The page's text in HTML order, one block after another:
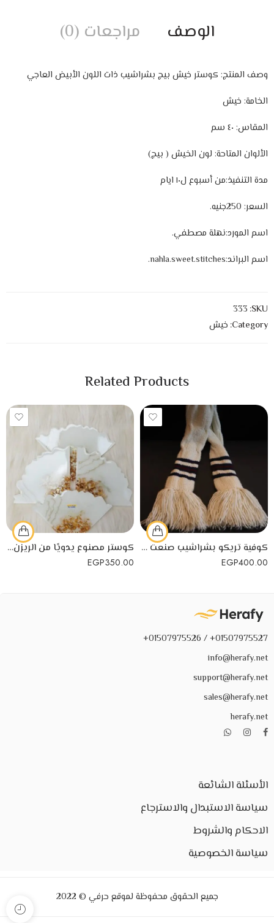
الوصف مراجعات (0)
وصف المنتج: كوستر خيش بيج بشراشيب ذات اللون الأبيض العاجي
الخامة: خيش
المقاس: ٤٠ سم
الألوان المتاحة: لون الخيش ( بيج)
مدة التنفيذ:من أسبوع ل١٠ ايام
السعر: 250جنيه.
اسم المورد:نهلة مصطفي.
اسم البراند:nahla.sweet.stitches.
SKU:
333
Category: خيش
Related Products
كوفية تريكو بشراشيب صنعت يدوياً بخيوط تركية
EGP400.00
كوستر مصنوع يدويًا من الريزن للأكواب الساخنة
EGP350.00
01507975527+ / 01507975526+
info@herafy.net
support@herafy.net
sales@herafy.net
herafy.net
الأسئلة الشائعة
سياسة الاستبدال والاسترجاع
الاحكام والشروط
سياسة الخصوصية
جميع الحقوق محفوظة لموقع حرفي © 2022